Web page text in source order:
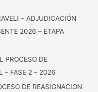
– ADJUDICACIÓN
2026 – ETAPA
PROCESO DE
– FASE 2 – 2026
DE REASIGNACION